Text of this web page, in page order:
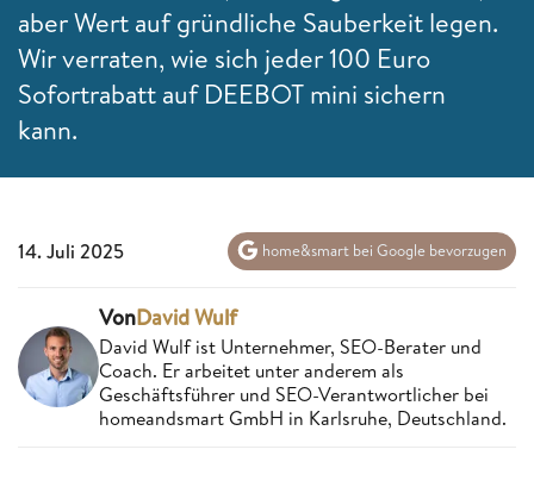
aber Wert auf gründliche Sauberkeit legen.
Wir verraten, wie sich jeder 100 Euro
Sofortrabatt auf DEEBOT mini sichern
kann.
14. Juli 2025 home&smart bei Google bevorzugen
VonDavid Wulf
David Wulf ist Unternehmer, SEO-Berater und
Coach. Er arbeitet unter anderem als
Geschäftsführer und SEO-Verantwortlicher bei
homeandsmart GmbH in Karlsruhe, Deutschland.